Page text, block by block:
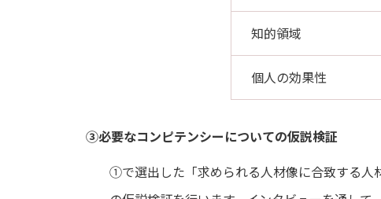
知的領域
個人の効果性
③必要なコンピテンシーについての仮説検証
①で選出した「求められる人材像に合致する人